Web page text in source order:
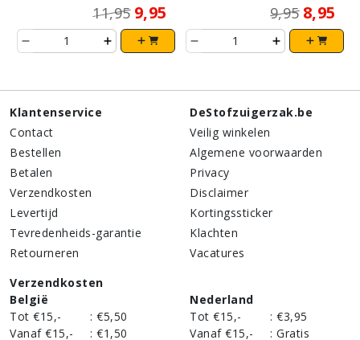
11,95 9,95 9,95 8,95
Klantenservice
Contact
Bestellen
Betalen
Verzendkosten
Levertijd
Tevredenheids-garantie
Retourneren
DeStofzuigerzak.be
Veilig winkelen
Algemene voorwaarden
Privacy
Disclaimer
Kortingssticker
Klachten
Vacatures
Verzendkosten
België
Tot €15,-
: €5,50
Vanaf €15,-
: €1,50
Nederland
Tot €15,-
: €3,95
Vanaf €15,-
: Gratis